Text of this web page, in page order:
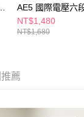
意方可使用
公司將視審查結果
AE5 國際電壓六
電熱水瓶400ML
NT$1,480
NT$1,680
薦